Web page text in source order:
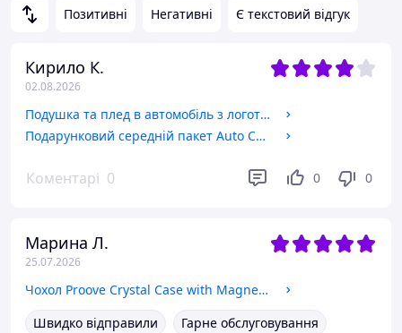
Позитивні Негативні Є текстовий відгук
Кирило К.
02.08.2026
Подушка та плед в автомобіль з логотипом Mercedes, флісовий набір
Подарунковий середній пакет Auto Comfort
Коментарі 0 0 0
Марина Л.
25.07.2026
Чохол Proove Crystal Case with Magnetic Ring iPhone 13
Швидко відправили
Гарне обслуговування